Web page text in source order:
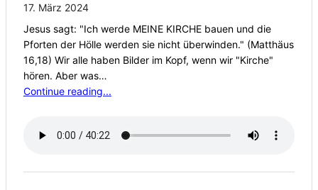
17. März 2024
Jesus sagt: "Ich werde MEINE KIRCHE bauen und die
Pforten der Hölle werden sie nicht überwinden." (Matthäus
16,18) Wir alle haben Bilder im Kopf, wenn wir "Kirche"
hören. Aber was…
Continue reading...